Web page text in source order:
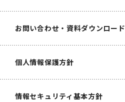
お問い合わせ・資料ダウンロード
個人情報保護方針
情報セキュリティ基本方針